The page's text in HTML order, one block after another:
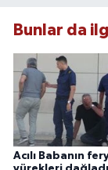
Bunlar da
Acılı Babanın